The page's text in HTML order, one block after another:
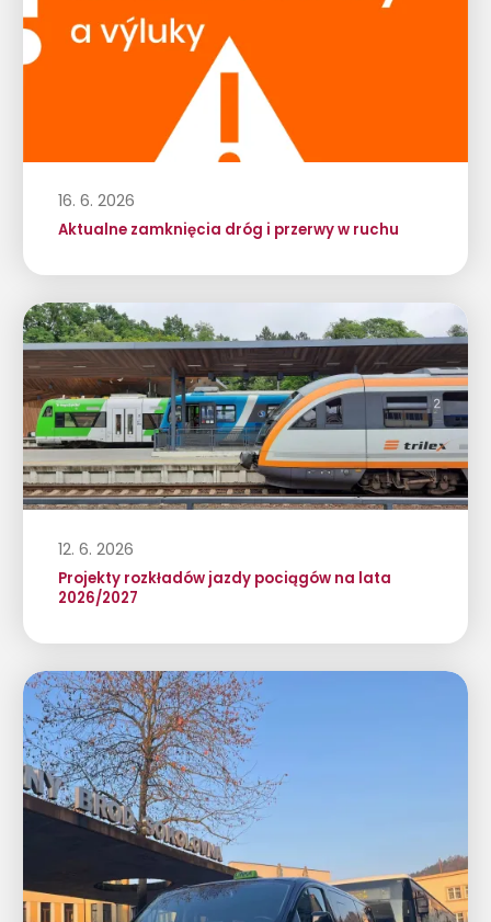
16. 6. 2026
Aktualne zamknięcia dróg i przerwy w ruchu
12. 6. 2026
Projekty rozkładów jazdy pociągów na lata
2026/2027